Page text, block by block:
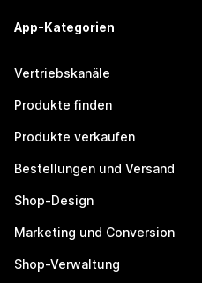
App-Kategorien
Vertriebskanäle
Produkte finden
Produkte verkaufen
Bestellungen und Versand
Shop-Design
Marketing und Conversion
Shop-Verwaltung